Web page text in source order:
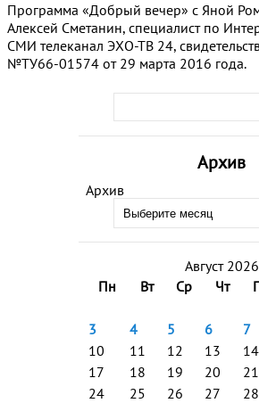
Архив
Архив
Август 2026
Пн
Вт Ср Чт
3
4 5 6 7
10
11 12 13 14
17
18 19 20 21
24
25 26 27 28
Программа «Добрый вечер» с Яной
Алексей Сметанин, специалист по
СМИ телеканал ЭХО-ТВ 24,
№ТУ66-01574 от 29 марта 2016 года.